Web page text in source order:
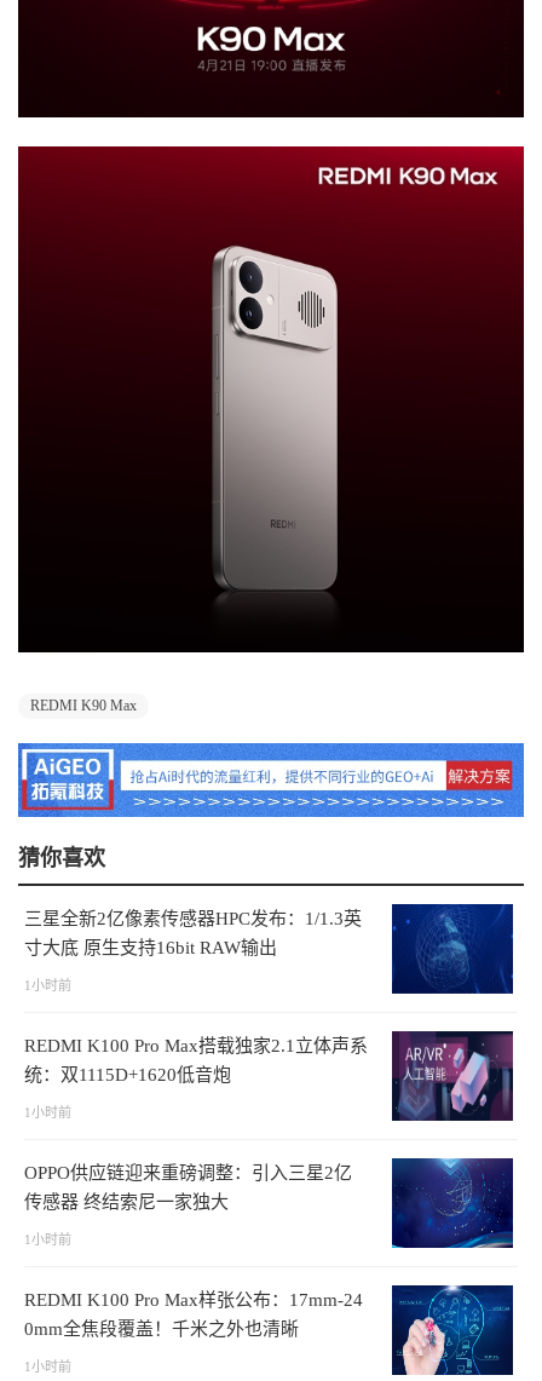
REDMI K90 Max
猜你喜欢
三星全新2亿像素传感器HPC发布：1/1.3英
寸大底 原生支持16bit RAW输出
1小时前
REDMI K100 Pro Max搭载独家2.1立体声系
统：双1115D+1620低音炮
1小时前
OPPO供应链迎来重磅调整：引入三星2亿
传感器 终结索尼一家独大
1小时前
REDMI K100 Pro Max样张公布：17mm-24
0mm全焦段覆盖！千米之外也清晰
1小时前